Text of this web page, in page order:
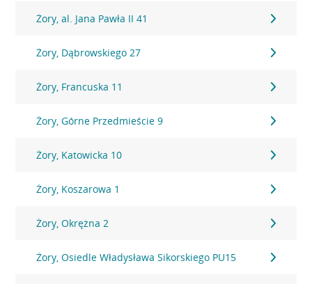
Żory, al. Jana Pawła II 41
Żory, Dąbrowskiego 27
Żory, Francuska 11
Żory, Górne Przedmieście 9
Żory, Katowicka 10
Żory, Koszarowa 1
Żory, Okrężna 2
Żory, Osiedle Władysława Sikorskiego PU15